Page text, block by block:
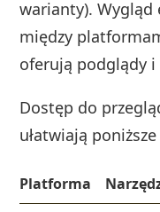
warianty).
między
oferują podglądy
Dostęp do
ułatwiają
Platforma